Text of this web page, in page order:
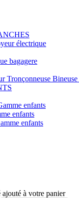
électrique
bagagere
Tronçonneuse Bineuse
enfants
enfants
enfants
à votre panier